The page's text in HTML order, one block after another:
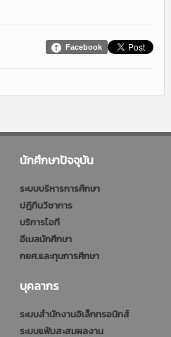
Facebook
นักศึกษาปัจจุบัน
ระบบบริหารการศึกษา
ปฎิทินวิชาการ
บริการไอที
อีเมลนักศึกษา
กยศ.และทุนการศึกษา
บุคลากร
ระบบสำนักงานอิเล็กทรอนิกส์
ระบบแฟ้มสะสมผลงาน